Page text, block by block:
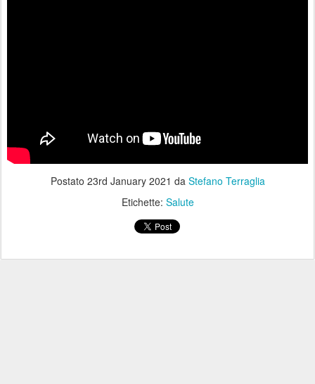
Postato 23rd January 2021 da Stefano Terraglia
Etichette: Salute